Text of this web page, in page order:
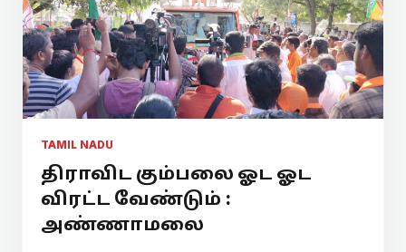
TAMIL NADU
திராவிட கும்பலை ஓட ஓட
விரட்ட வேண்டும் :
அண்ணாமலை